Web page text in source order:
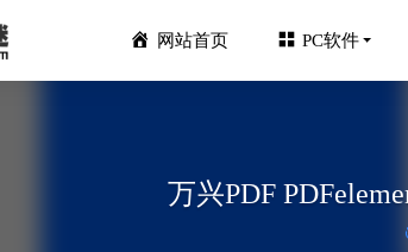
网站首页 PC软件
万兴PDF